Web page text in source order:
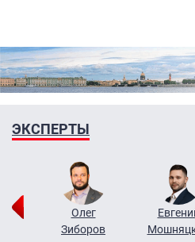
ЭКСПЕРТЫ
Олег
Зиборов